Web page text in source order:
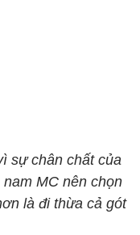
sự chân chất của
MC nên chọn
là đi thừa cả gót